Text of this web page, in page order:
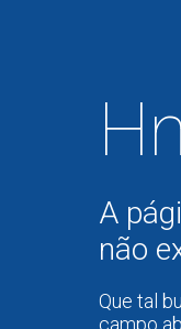
A
não
Que tal
campo